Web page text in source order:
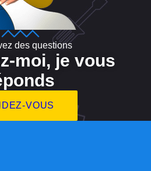
des questions
moi, je vous
VOUS